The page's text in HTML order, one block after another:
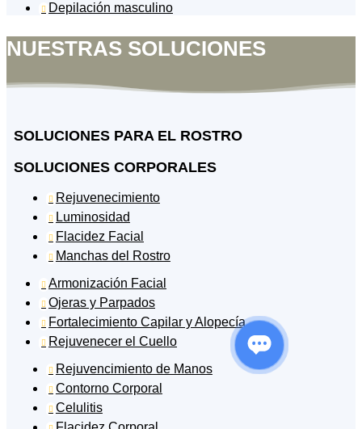
 Depilación masculino
NUESTRAS SOLUCIONES
SOLUCIONES PARA EL ROSTRO
SOLUCIONES CORPORALES
 Rejuvenecimiento
 Luminosidad
 Flacidez Facial
 Manchas del Rostro
 Armonización Facial
 Ojeras y Parpados
 Fortalecimiento Capilar y Alopecía
 Rejuvenecer el Cuello
 Rejuvencimiento de Manos
 Contorno Corporal
 Celulitis